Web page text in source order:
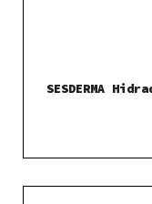
SESDERMA